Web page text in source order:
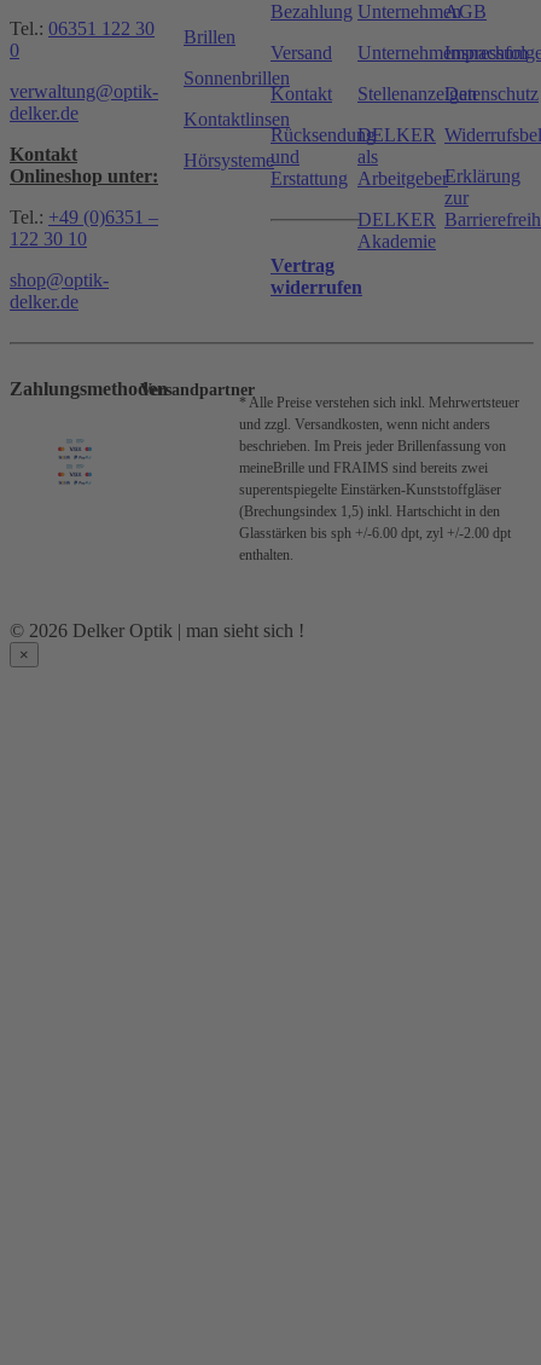
Tel.: 06351 122 30
0
verwaltung@optik-
delker.de
Kontakt
Onlineshop unter:
Tel.: +49 (0)6351 –
122 30 10
shop@optik-
delker.de
Brillen
Sonnenbrillen
Kontaktlinsen
Hörsysteme
Bezahlung
Versand
Kontakt
Rücksendung
und
Erstattung
Vertrag
widerrufen
Unternehmen
Stellenanzeigen
DELKER
als
Arbeitgeber
DELKER
Akademie
AGB
Impressum
Datenschutz
Erklärung
zur
ZahlungsmethodenVersandpartner
* Alle Preise verstehen sich inkl. Mehrwertsteuer
und zzgl. Versandkosten, wenn nicht anders
beschrieben. Im Preis jeder Brillenfassung von
meineBrille und FRAIMS sind bereits zwei
superentspiegelte Einstärken-Kunststoffgläser
(Brechungsindex 1,5) inkl. Hartschicht in den
Glasstärken bis sph +/-6.00 dpt, zyl +/-2.00 dpt
enthalten.
© 2026 Delker Optik | man sieht sich !
×